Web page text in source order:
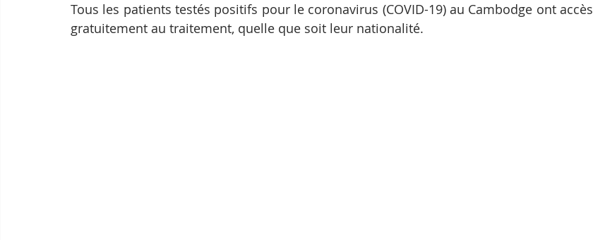
Tous les patients testés positifs pour le coronavirus (COVID-19) au Cambodge ont accès
gratuitement au traitement, quelle que soit leur nationalité.